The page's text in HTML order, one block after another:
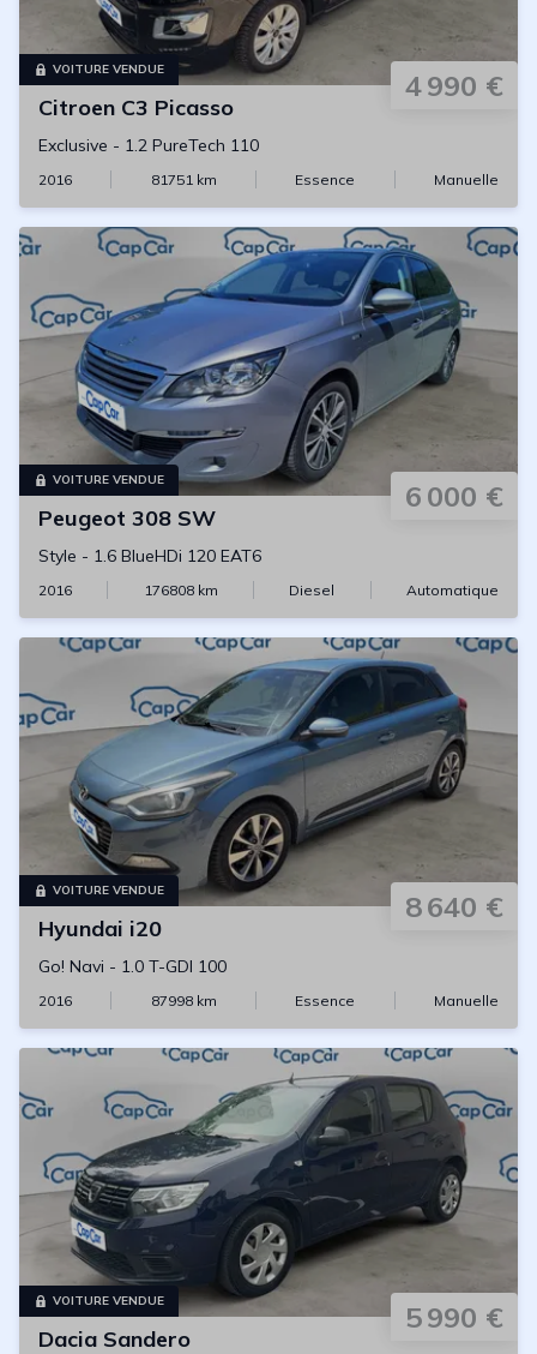
VOITURE VENDUE 4 990 €
Citroen C3 Picasso
Exclusive - 1.2 PureTech 110
2016 81751km Essence Manuelle
VOITURE VENDUE 6 000 €
Peugeot 308 SW
Style - 1.6 BlueHDi 120 EAT6
2016 176808km Diesel Automatique
VOITURE VENDUE 8 640 €
Hyundai i20
Go! Navi - 1.0 T-GDI 100
2016 87998km Essence Manuelle
VOITURE VENDUE 5 990 €
Dacia Sandero